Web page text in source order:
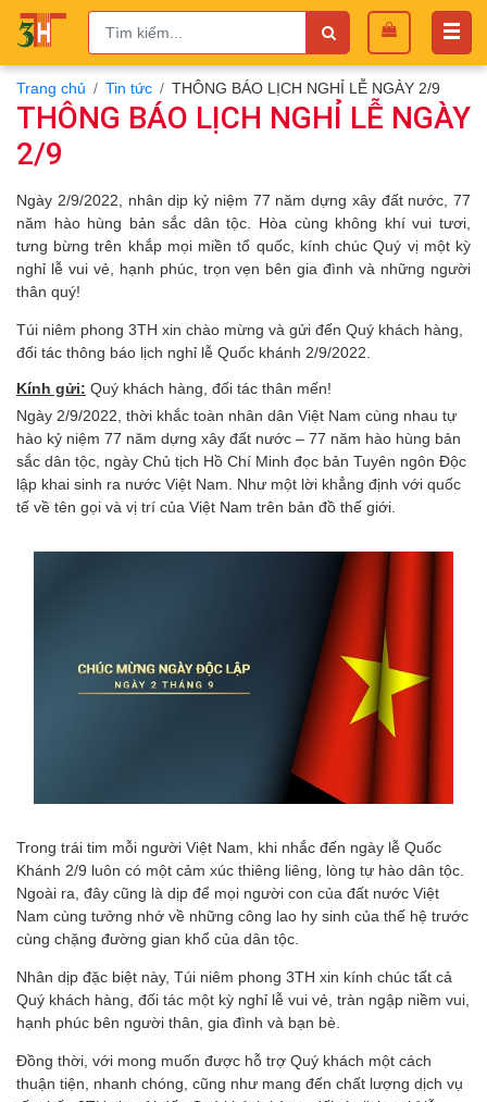
Trang chủ Tin tức THÔNG BÁO LỊCH NGHỈ LỄ NGÀY 2/9
THÔNG BÁO LỊCH NGHỈ LỄ NGÀY
2/9
Ngày 2/9/2022, nhân dịp kỷ niệm 77 năm dựng xây đất nước, 77
năm hào hùng bản sắc dân tộc. Hòa cùng không khí vui tươi,
tưng bừng trên khắp mọi miền tổ quốc, kính chúc Quý vị một kỳ
nghỉ lễ vui vẻ, hạnh phúc, trọn vẹn bên gia đình và những người
thân quý!
Túi niêm phong 3TH xin chào mừng và gửi đến Quý khách hàng,
đối tác thông báo lịch nghỉ lễ Quốc khánh 2/9/2022.
Kính gửi: Quý khách hàng, đối tác thân mến!
Ngày 2/9/2022, thời khắc toàn nhân dân Việt Nam cùng nhau tự
hào kỷ niệm 77 năm dựng xây đất nước – 77 năm hào hùng bản
sắc dân tộc, ngày Chủ tịch Hồ Chí Minh đọc bản Tuyên ngôn Độc
lập khai sinh ra nước Việt Nam. Như một lời khẳng định với quốc
tế về tên gọi và vị trí của Việt Nam trên bản đồ thế giới.
Trong trái tim mỗi người Việt Nam, khi nhắc đến ngày lễ Quốc
Khánh 2/9 luôn có một cảm xúc thiêng liêng, lòng tự hào dân tộc.
Ngoài ra, đây cũng là dịp để mọi người con của đất nước Việt
Nam cùng tưởng nhớ về những công lao hy sinh của thế hệ trước
cùng chặng đường gian khổ của dân tộc.
Nhân dịp đặc biệt này, Túi niêm phong 3TH xin kính chúc tất cả
Quý khách hàng, đối tác một kỳ nghỉ lễ vui vẻ, tràn ngập niềm vui,
hạnh phúc bên người thân, gia đình và bạn bè.
Đồng thời, với mong muốn được hỗ trợ Quý khách một cách
thuận tiện, nhanh chóng, cũng như mang đến chất lượng dịch vụ